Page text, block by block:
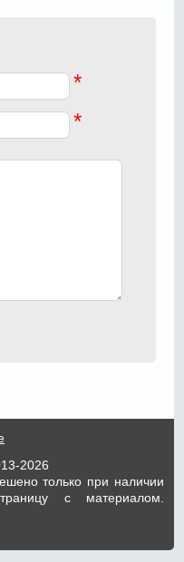
*
*
2026
только при наличии
с материалом.